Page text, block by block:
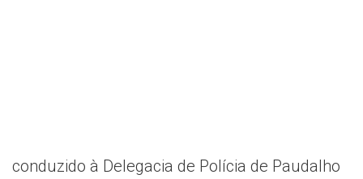
conduzido à Delegacia de Polícia de Paudalho